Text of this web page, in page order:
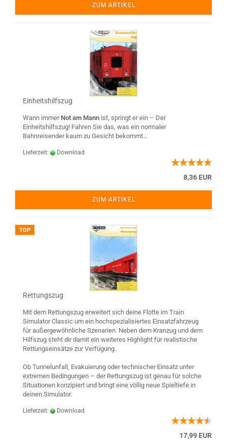
ZUM ARTIKEL
Einheitshilfszug
Wann immerNot am Mann ist, springt er ein – Der
Einheitshilfszug! Fahren Sie das, was ein normaler
Bahnreisender kaum zu Gesicht bekommt…
Lieferzeit: Download
8,36 EUR
ZUM ARTIKEL
TOP
Rettungszug
Mit dem Rettungszug erweitert sich deine Flotte im Train
Simulator Classic um ein hochspezialisiertes Einsatzfahrzeug
für außergewöhnliche Szenarien. Neben dem Kranzug und dem
Hilfszug steht dir damit ein weiteres Highlight für realistische
Rettungseinsätze zur Verfügung.
Ob Tunnelunfall, Evakuierung oder technischer Einsatz unter
extremen Bedingungen – der Rettungszug ist genau für solche
Situationen konzipiert und bringt eine völlig neue Spieltiefe in
deinen Simulator.
Lieferzeit: Download
17,99 EUR